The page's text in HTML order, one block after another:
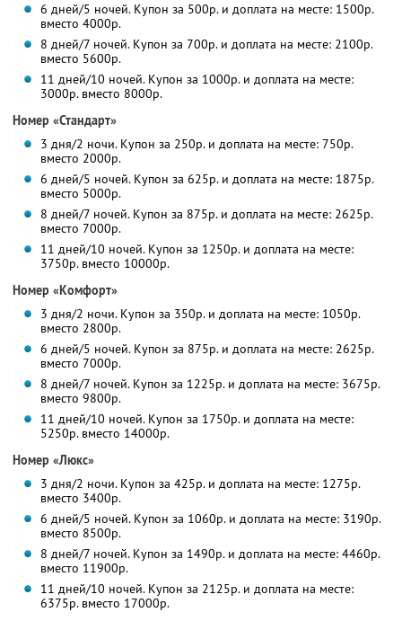
6 дней/5 ночей. Купон за 500р. и доплата на месте: 1500р.
вместо 4000р.
8 дней/7 ночей. Купон за 700р. и доплата на месте: 2100р.
вместо 5600р.
11 дней/10 ночей. Купон за 1000р. и доплата на месте:
3000р. вместо 8000р.
Номер «Стандарт»
3 дня/2 ночи. Купон за 250р. и доплата на месте: 750р.
вместо 2000р.
6 дней/5 ночей. Купон за 625р. и доплата на месте: 1875р.
вместо 5000р.
8 дней/7 ночей. Купон за 875р. и доплата на месте: 2625р.
вместо 7000р.
11 дней/10 ночей. Купон за 1250р. и доплата на месте:
3750р. вместо 10000р.
Номер «Комфорт»
3 дня/2 ночи. Купон за 350р. и доплата на месте: 1050р.
вместо 2800р.
6 дней/5 ночей. Купон за 875р. и доплата на месте: 2625р.
вместо 7000р.
8 дней/7 ночей. Купон за 1225р. и доплата на месте: 3675р.
вместо 9800р.
11 дней/10 ночей. Купон за 1750р. и доплата на месте:
5250р. вместо 14000р.
Номер «Люкс»
3 дня/2 ночи. Купон за 425р. и доплата на месте: 1275р.
вместо 3400р.
6 дней/5 ночей. Купон за 1060р. и доплата на месте: 3190р.
вместо 8500р.
8 дней/7 ночей. Купон за 1490р. и доплата на месте: 4460р.
вместо 11900р.
11 дней/10 ночей. Купон за 2125р. и доплата на месте:
6375р. вместо 17000р.